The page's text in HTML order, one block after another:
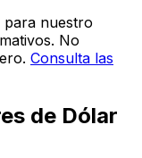
para nuestro
No
Consulta las
de Dólar